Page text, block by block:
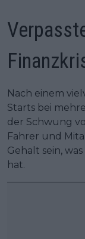
Nach einem
Starts bei
der Schwung
Fahrer und
Gehalt sein,
hat.